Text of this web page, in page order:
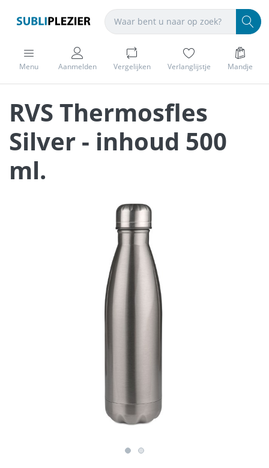
Menu Aanmelden Vergelijken Verlanglijstje Mandje
RVS Thermosfles
Silver - inhoud 500
ml.